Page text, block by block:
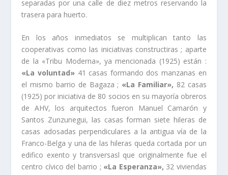
separadas por una calle de diez metros reservando la
trasera para huerto.
En los años inmediatos se multiplican tanto las
cooperativas como las iniciativas constructiras ; aparte
de la «Tribu Moderna», ya mencionada (1925) están :
«La voluntad» 41 casas formando dos manzanas en
el mismo barrio de Bagaza ; «La Familiar», 82 casas
(1925) por iniciativa de 80 socios en su mayorí­a obreros
de AHV, los arquitectos fueron Manuel Camarón y
Santos Zunzunegui, las casas forman siete hileras de
casas adosadas perpendiculares a la antigua ví­a de la
Franco-Belga y una de las hileras queda cortada por un
edifico exento y transversasl que originalmente fue el
centro cí­vico del barrio ; «La Esperanza», 32 viviendas